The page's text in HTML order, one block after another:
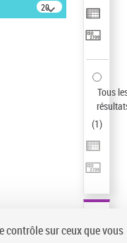
20
résultats/page
Tous
(1)
contrôle sur ceux que vous